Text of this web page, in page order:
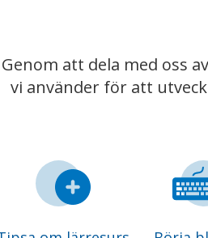
Genom att dela med oss
vi använder för att